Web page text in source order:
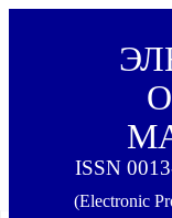
ISSN
(Electronic